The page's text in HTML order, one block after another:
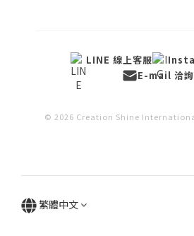
LINE 線上客服
E-mail 洽詢
© 2026 Creation Shine
繁體中文